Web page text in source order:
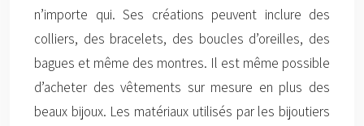
n’importe qui. Ses créations peuvent inclure des
colliers, des bracelets, des boucles d’oreilles, des
bagues et même des montres. Il est même possible
d’acheter des vêtements sur mesure en plus des
beaux bijoux. Les matériaux utilisés par les bijoutiers